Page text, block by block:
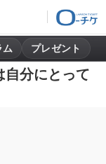
ム プレゼント
自分にとって